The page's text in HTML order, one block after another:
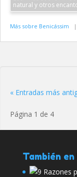
natural y otros
Más sobre Benicássim |
« Entradas más
Página 1 de 4
También